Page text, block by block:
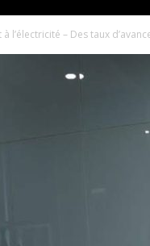
l’électricité – Des taux